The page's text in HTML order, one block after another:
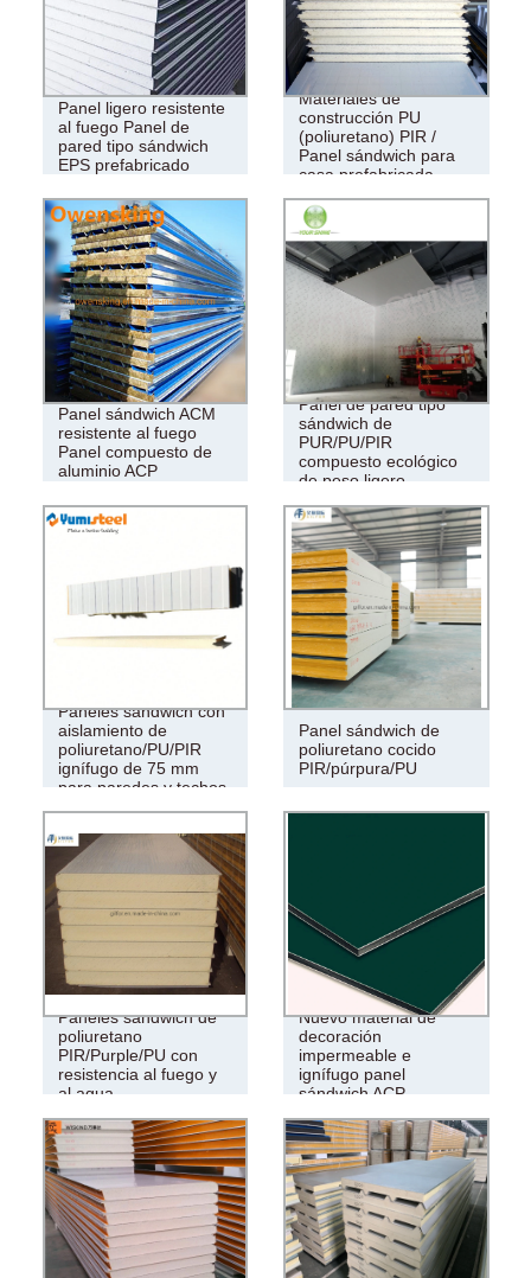
Panel ligero resistente
al fuego Panel de
pared tipo sándwich
EPS prefabricado
Materiales de
construcción PU
(poliuretano) PIR /
Panel sándwich para
casa prefabricada
Panel sándwich ACM
resistente al fuego
Panel compuesto de
aluminio ACP
Panel de pared tipo
sándwich de
PUR/PU/PIR
compuesto ecológico
de peso ligero
Paneles sándwich con
aislamiento de
poliuretano/PU/PIR
ignífugo de 75 mm
para paredes y techos
Panel sándwich de
poliuretano cocido
PIR/púrpura/PU
Paneles sándwich de
poliuretano
PIR/Purple/PU con
resistencia al fuego y
al agua
Nuevo material de
decoración
impermeable e
ignífugo panel
sándwich ACP